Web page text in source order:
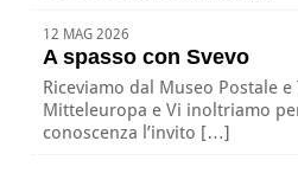
12 MAG 2026
A spasso con Svevo
Riceviamo dal Museo Postale
Mitteleuropa e Vi inoltriamo
conoscenza l’invito […]